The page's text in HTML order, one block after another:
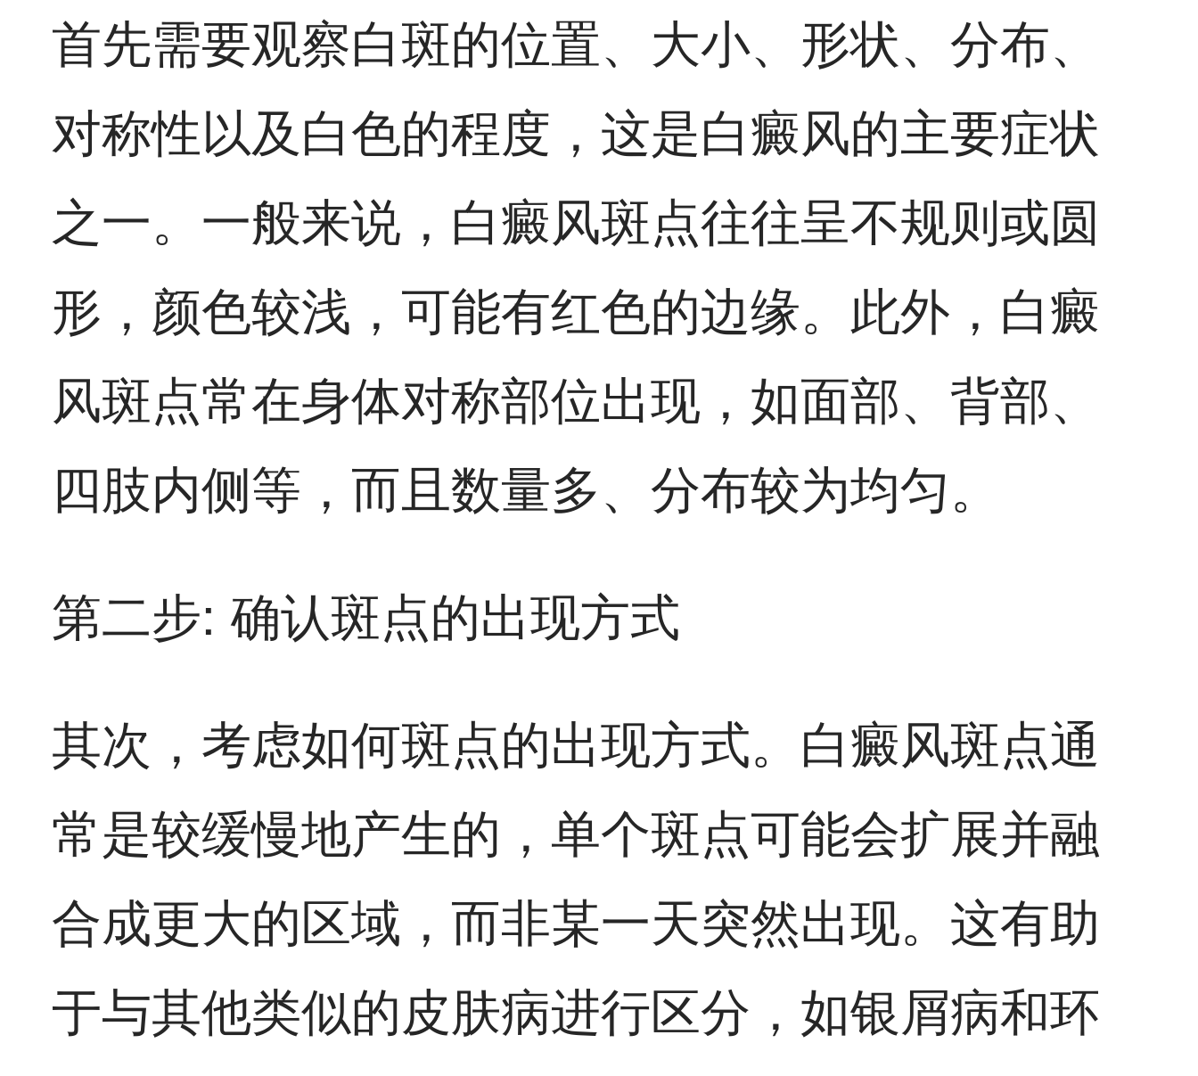
首先需要观察白斑的位置、大小、形状、分布、
对称性以及白色的程度，这是白癜风的主要症状
之一。一般来说，白癜风斑点往往呈不规则或圆
形，颜色较浅，可能有红色的边缘。此外，白癜
风斑点常在身体对称部位出现，如面部、背部、
四肢内侧等，而且数量多、分布较为均匀。
第二步: 确认斑点的出现方式
其次，考虑如何斑点的出现方式。白癜风斑点通
常是较缓慢地产生的，单个斑点可能会扩展并融
合成更大的区域，而非某一天突然出现。这有助
于与其他类似的皮肤病进行区分，如银屑病和环